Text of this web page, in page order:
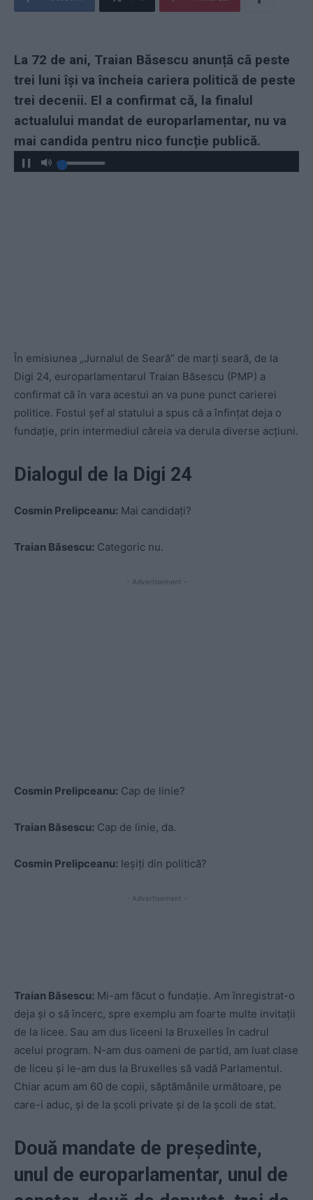
La 72 de ani, Traian Băsescu anunță că peste
trei luni își va încheia cariera politică de peste
trei decenii. El a confirmat că, la finalul
actualului mandat de europarlamentar, nu va
mai candida pentru nico funcție publică.
În emisiunea „Jurnalul de Seară” de marți seară, de la
Digi 24, europarlamentarul Traian Băsescu (PMP) a
confirmat că în vara acestui an va pune punct carierei
politice. Fostul șef al statului a spus că a înfințat deja o
fundație, prin intermediul căreia va derula diverse acțiuni.
Dialogul de la Digi 24
Cosmin Prelipceanu: Mai candidați?
Traian Băsescu: Categoric nu.
- Advertisement -
Cosmin Prelipceanu: Cap de linie?
Traian Băsescu: Cap de linie, da.
Cosmin Prelipceanu: Ieșiți din politică?
- Advertisement -
Traian Băsescu: Mi-am făcut o fundație. Am înregistrat-o
deja și o să încerc, spre exemplu am foarte multe invitații
de la licee. Sau am dus liceeni la Bruxelles în cadrul
acelui program. N-am dus oameni de partid, am luat clase
de liceu și le-am dus la Bruxelles să vadă Parlamentul.
Chiar acum am 60 de copii, săptămânile următoare, pe
care-i aduc, și de la școli private și de la școli de stat.
Două mandate de președinte,
unul de europarlamentar, unul de